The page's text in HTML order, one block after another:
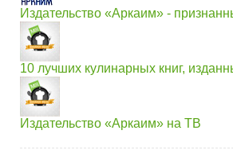
Издательство «Аркаим» -
10 лучших кулинарных книг,
Издательство «Аркаим» на ТВ